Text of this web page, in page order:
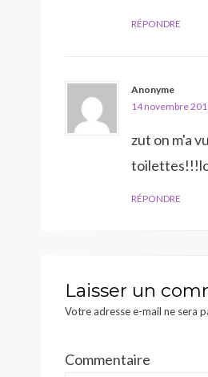
RÉPONDRE
Anonyme
14 novembre
zut on m'a
RÉPONDRE
Laisser un
Votre adresse e-mail ne sera
Commentaire